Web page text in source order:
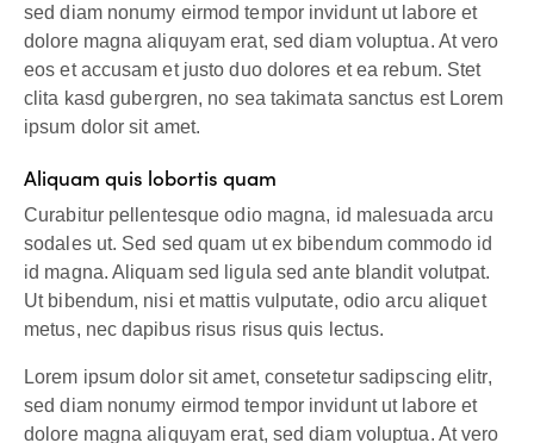
sed diam nonumy eirmod tempor invidunt ut labore et
dolore magna aliquyam erat, sed diam voluptua. At vero
eos et accusam et justo duo dolores et ea rebum. Stet
clita kasd gubergren, no sea takimata sanctus est Lorem
ipsum dolor sit amet.
Aliquam quis lobortis quam
Curabitur pellentesque odio magna, id malesuada arcu
sodales ut. Sed sed quam ut ex bibendum commodo id
id magna. Aliquam sed ligula sed ante blandit volutpat.
Ut bibendum, nisi et mattis vulputate, odio arcu aliquet
metus, nec dapibus risus risus quis lectus.
Lorem ipsum dolor sit amet, consetetur sadipscing elitr,
sed diam nonumy eirmod tempor invidunt ut labore et
dolore magna aliquyam erat, sed diam voluptua. At vero